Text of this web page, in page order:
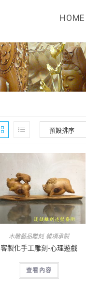
HOME
木雕藝品雕刻, 雜項承製
客製化手工雕刻-心理遊戲
查看內容